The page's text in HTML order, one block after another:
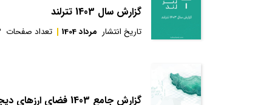
گزارش سال 1403 تترلند
تاریخ انتشار مرداد 1404 تعداد صفحات
گزارش جامع 1403 فضای ارزهای دیجیتال ایران